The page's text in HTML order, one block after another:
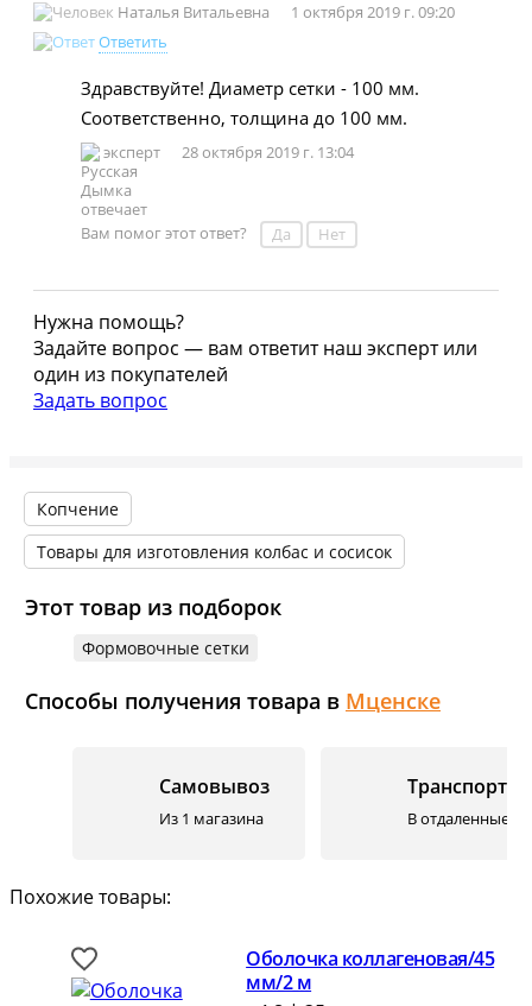
Наталья Витальевна
1 октября 2019 г. 09:20
Ответить
Здравствуйте! Диаметр сетки - 100 мм.
Соответственно, толщина до 100 мм.
эксперт 28 октября 2019 г. 13:04
Вам помог этот ответ? Да Нет
Нужна помощь?
Задайте вопрос — вам ответит наш эксперт или
один из покупателей
Задать вопрос
Копчение
Товары для изготовления колбас и сосисок
Этот товар из подборок
Формовочные сетки
Способы получения товара в Мценске
Самовывоз
Из 1 магазина В отдаленные
Похожие товары:
Оболочка коллагеновая/45
мм/2 м